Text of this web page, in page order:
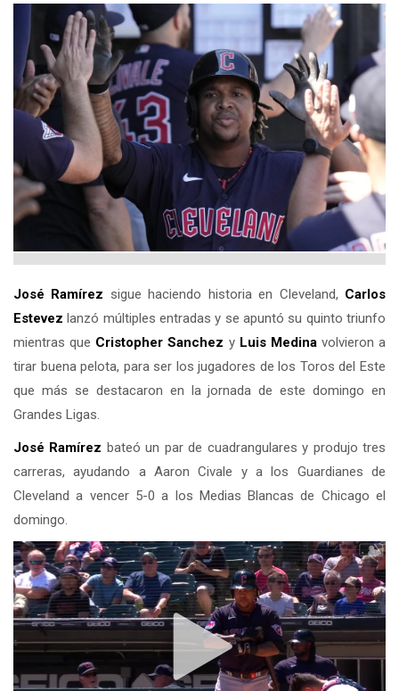
José Ramírez sigue haciendo historia en Cleveland, Carlos
Estevez lanzó múltiples entradas y se apuntó su quinto triunfo
mientras que Cristopher Sanchez y Luis Medinavolvieron a
tirar buena pelota, para ser los jugadores de los Toros del Este
que más se destacaron en la jornada de este domingo en
Grandes Ligas.
José Ramírez bateó un par de cuadrangulares y produjo tres
carreras, ayudando a Aaron Civale y a los Guardianes de
Cleveland a vencer 5-0 a los Medias Blancas de Chicago el
domingo.